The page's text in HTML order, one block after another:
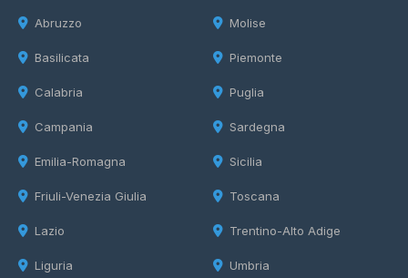
Abruzzo
Basilicata
Calabria
Campania
Emilia-Romagna
Friuli-Venezia Giulia
Lazio
Liguria
Molise
Piemonte
Puglia
Sardegna
Sicilia
Toscana
Trentino-Alto Adige
Umbria